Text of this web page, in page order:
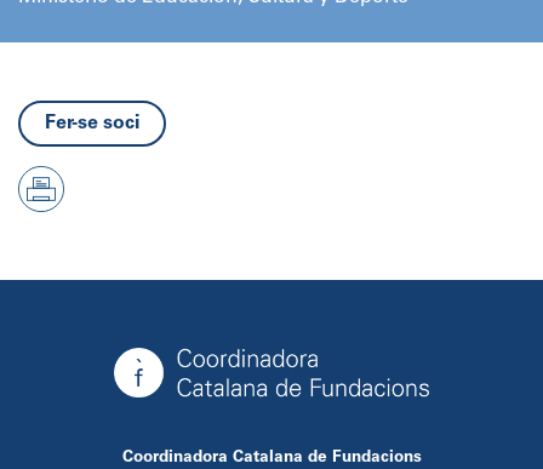
Fer-se soci
Coordinadora Catalana de Fundacions